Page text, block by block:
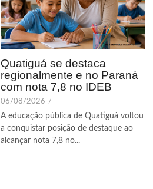
Quatiguá se destaca
regionalmente e no Paraná
com nota 7,8 no IDEB
06/08/2026 /
A educação pública de Quatiguá voltou
a conquistar posição de destaque ao
alcançar nota 7,8 no...